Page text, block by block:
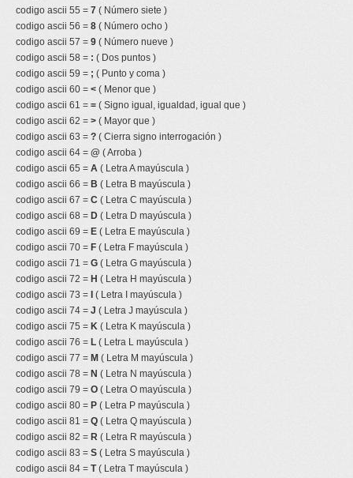
codigo ascii 55 = 7 ( Número siete )
codigo ascii 56 = 8 ( Número ocho )
codigo ascii 57 = 9 ( Número nueve )
codigo ascii 58 = : ( Dos puntos )
codigo ascii 59 = ; ( Punto y coma )
codigo ascii 60 = < ( Menor que )
codigo ascii 61 = = ( Signo igual, igualdad, igual que )
codigo ascii 62 = > ( Mayor que )
codigo ascii 63 = ? ( Cierra signo interrogación )
codigo ascii 64 = @ ( Arroba )
codigo ascii 65 = A ( Letra A mayúscula )
codigo ascii 66 = B ( Letra B mayúscula )
codigo ascii 67 = C ( Letra C mayúscula )
codigo ascii 68 = D ( Letra D mayúscula )
codigo ascii 69 = E ( Letra E mayúscula )
codigo ascii 70 = F ( Letra F mayúscula )
codigo ascii 71 = G ( Letra G mayúscula )
codigo ascii 72 = H ( Letra H mayúscula )
codigo ascii 73 =
( Letra I mayúscula )
codigo ascii 74 = J ( Letra J mayúscula )
codigo ascii 75 = K ( Letra K mayúscula )
codigo ascii 76 = L ( Letra L mayúscula )
codigo ascii 77 = M ( Letra M mayúscula )
codigo ascii 78 = N ( Letra N mayúscula )
codigo ascii 79 = O ( Letra O mayúscula )
codigo ascii 80 = P ( Letra P mayúscula )
codigo ascii 81 = Q ( Letra Q mayúscula )
codigo ascii 82 = R ( Letra R mayúscula )
codigo ascii 83 = S ( Letra S mayúscula )
codigo ascii 84 = T( Letra T mayúscula )